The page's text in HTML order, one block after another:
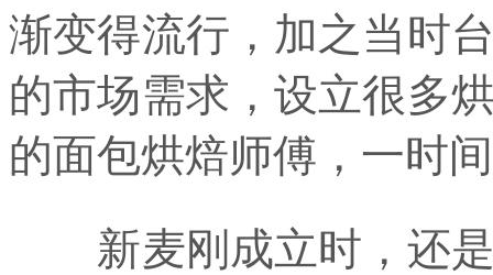
渐变得流行，加之当时
的市场需求，设立很多
的面包烘焙师傅，一时
新麦刚成立时，还是